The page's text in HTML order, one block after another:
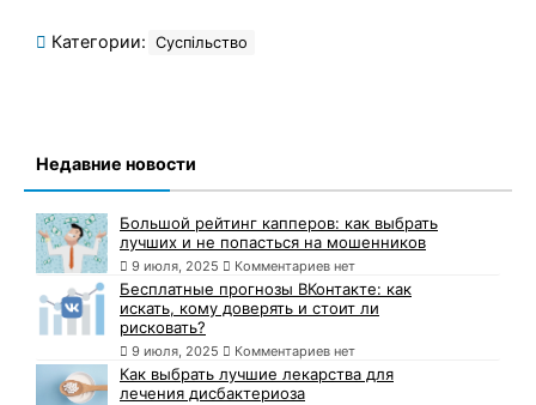
Категории: Суспільство
Недавние новости
Большой рейтинг капперов: как выбрать
лучших и не попасться на мошенников
9 июля, 2025 Комментариев нет
Бесплатные прогнозы ВКонтакте: как
искать, кому доверять и стоит ли
рисковать?
9 июля, 2025 Комментариев нет
Как выбрать лучшие лекарства для
лечения дисбактериоза